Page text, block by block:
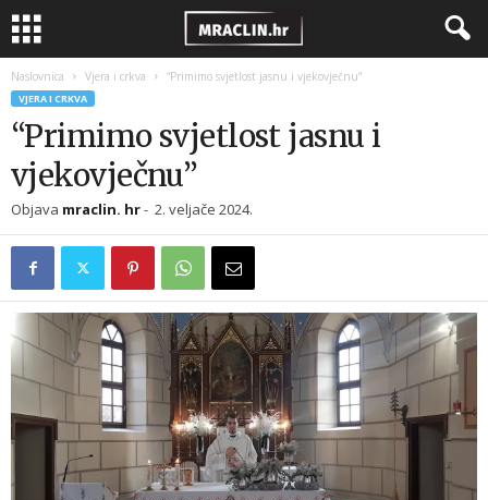
Naslovnica Vjera i crkva “Primimo svjetlost jasnu i vjekovječnu”
VJERA I CRKVA
“Primimo svjetlost jasnu i
vjekovječnu”
Objava mraclin. hr- 2. veljače 2024.